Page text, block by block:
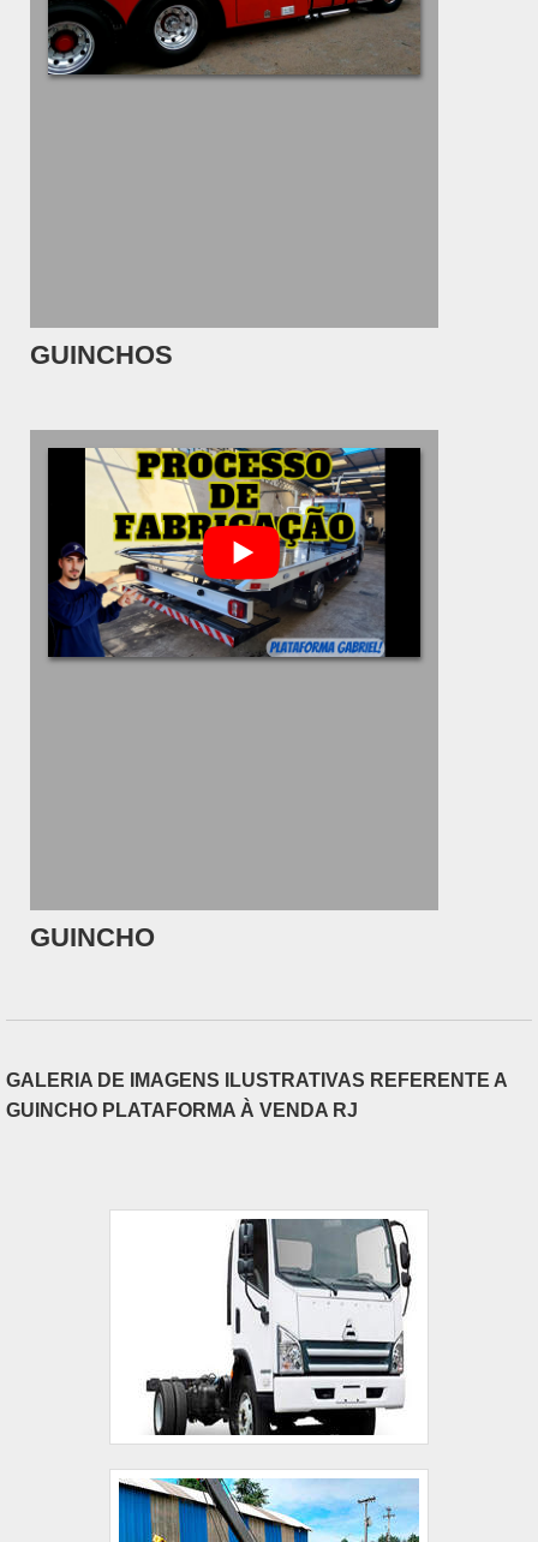
GUINCHOS
GUINCHO
GALERIA DE IMAGENS ILUSTRATIVAS REFERENTE A
GUINCHO PLATAFORMA À VENDA RJ